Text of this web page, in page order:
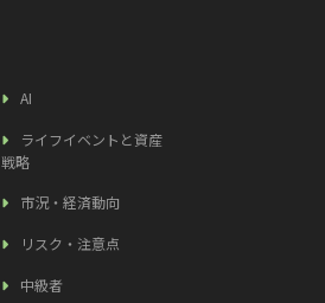
AI
ライフイベントと資産
戦略
市況・経済動向
リスク・注意点
中級者